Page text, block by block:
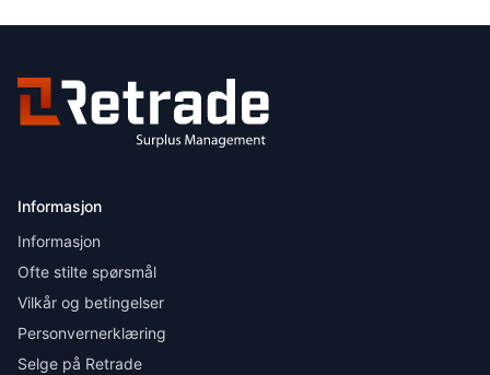
Informasjon
Informasjon
Ofte stilte spørsmål
Vilkår og betingelser
Personvernerklæring
Selge på Retrade